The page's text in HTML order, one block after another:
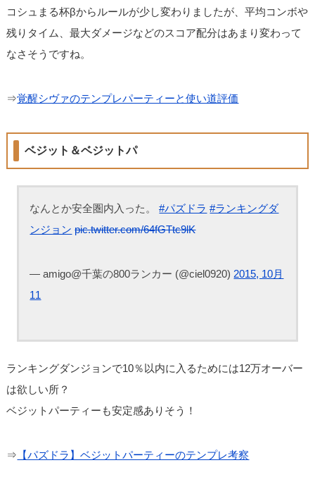
コシュまる杯βからルールが少し変わりましたが、平均コンボや
残りタイム、最大ダメージなどのスコア配分はあまり変わって
なさそうですね。
⇒覚醒シヴァのテンプレパーティーと使い道評価
ベジット＆ベジットパ
なんとか安全圏内入った。#パズドラ #ランキングダ
ンジョン pic.twitter.com/64fGTtc9lK
— amigo@千葉の800ランカー (@ciel0920) 2015, 10月
11
ランキングダンジョンで10％以内に入るためには12万オーバー
は欲しい所？
ベジットパーティーも安定感ありそう！
⇒ 【パズドラ】ベジットパーティーのテンプレ考察